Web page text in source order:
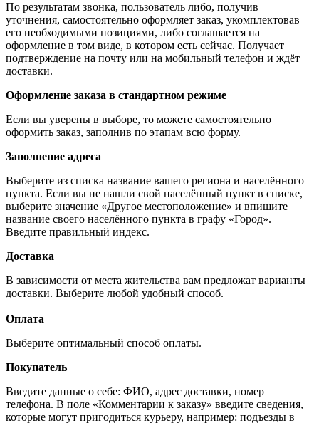
По результатам звонка, пользователь либо, получив
уточнения, самостоятельно оформляет заказ, укомплектовав
его необходимыми позициями, либо соглашается на
оформление в том виде, в котором есть сейчас. Получает
подтверждение на почту или на мобильный телефон и ждёт
доставки.
Оформление заказа в стандартном режиме
Если вы уверены в выборе, то можете самостоятельно
оформить заказ, заполнив по этапам всю форму.
Заполнение адреса
Выберите из списка название вашего региона и населённого
пункта. Если вы не нашли свой населённый пункт в списке,
выберите значение «Другое местоположение» и впишите
название своего населённого пункта в графу «Город».
Введите правильный индекс.
Доставка
В зависимости от места жительства вам предложат варианты
доставки. Выберите любой удобный способ.
Оплата
Выберите оптимальный способ оплаты.
Покупатель
Введите данные о себе: ФИО, адрес доставки, номер
телефона. В поле «Комментарии к заказу» введите сведения,
которые могут пригодиться курьеру, например: подъезды в